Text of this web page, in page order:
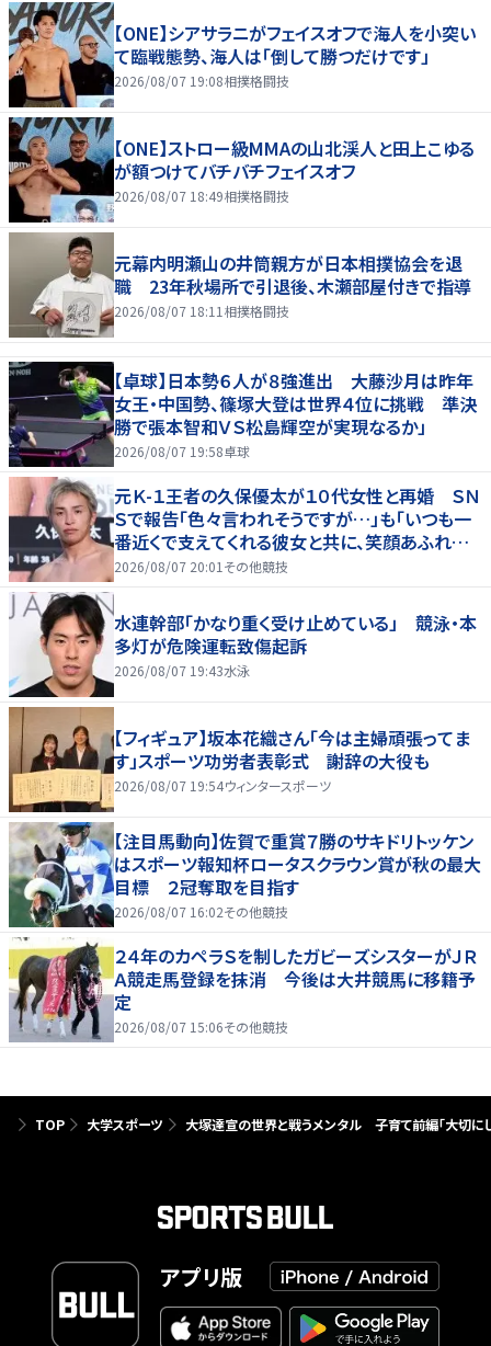
【ONE】シアサラニがフェイスオフで海人を小突い
て臨戦態勢、海人は「倒して勝つだけです」
2026/08/07 19:08相撲格闘技
【ONE】ストロー級MMAの山北渓人と田上こゆる
が額つけてバチバチフェイスオフ
2026/08/07 18:49相撲格闘技
元幕内明瀬山の井筒親方が日本相撲協会を退
職 23年秋場所で引退後、木瀬部屋付きで指導
2026/08/07 18:11 相撲格闘技
【卓球】日本勢６人が８強進出 大藤沙月は昨年
女王・中国勢、篠塚大登は世界４位に挑戦 準決
勝で張本智和ＶＳ松島輝空が実現なるか」
2026/08/07 19:58卓球
元Ｋ-１王者の久保優太が１０代女性と再婚 ＳＮ
Ｓで報告「色々言われそうですが…」も「いつも一
番近くで支えてくれる彼女と共に、笑顔あふれる
家庭を築いていきたい」
2026/08/07 20:01 その他競技
水連幹部「かなり重く受け止めている」 競泳・本
多灯が危険運転致傷起訴
2026/08/07 19:43水泳
【フィギュア】坂本花織さん「今は主婦頑張ってま
す」スポーツ功労者表彰式 謝辞の大役も
2026/08/07 19:54ウィンタースポーツ
【注目馬動向】佐賀で重賞７勝のサキドリトッケン
はスポーツ報知杯ロータスクラウン賞が秋の最大
目標 ２冠奪取を目指す
2026/08/07 16:02その他競技
２４年のカペラＳを制したガビーズシスターがＪＲ
Ａ競走馬登録を抹消 今後は大井競馬に移籍予
定
2026/08/07 15:06その他競技
TOP 大学スポーツ 大塚達宣の世界と戦うメンタル 子育て前編「大切に
アプリ版